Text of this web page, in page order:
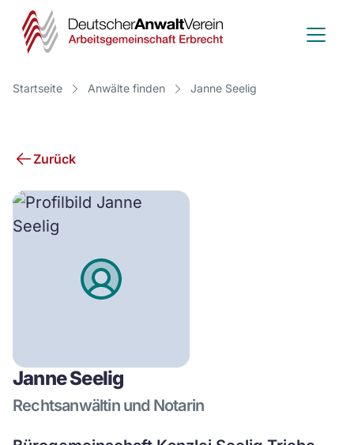
Deutscher
Anwalt
Verein
Startseite Anwälte finden Janne Seelig
Zurück
Janne Seelig
Rechtsanwältin und Notarin